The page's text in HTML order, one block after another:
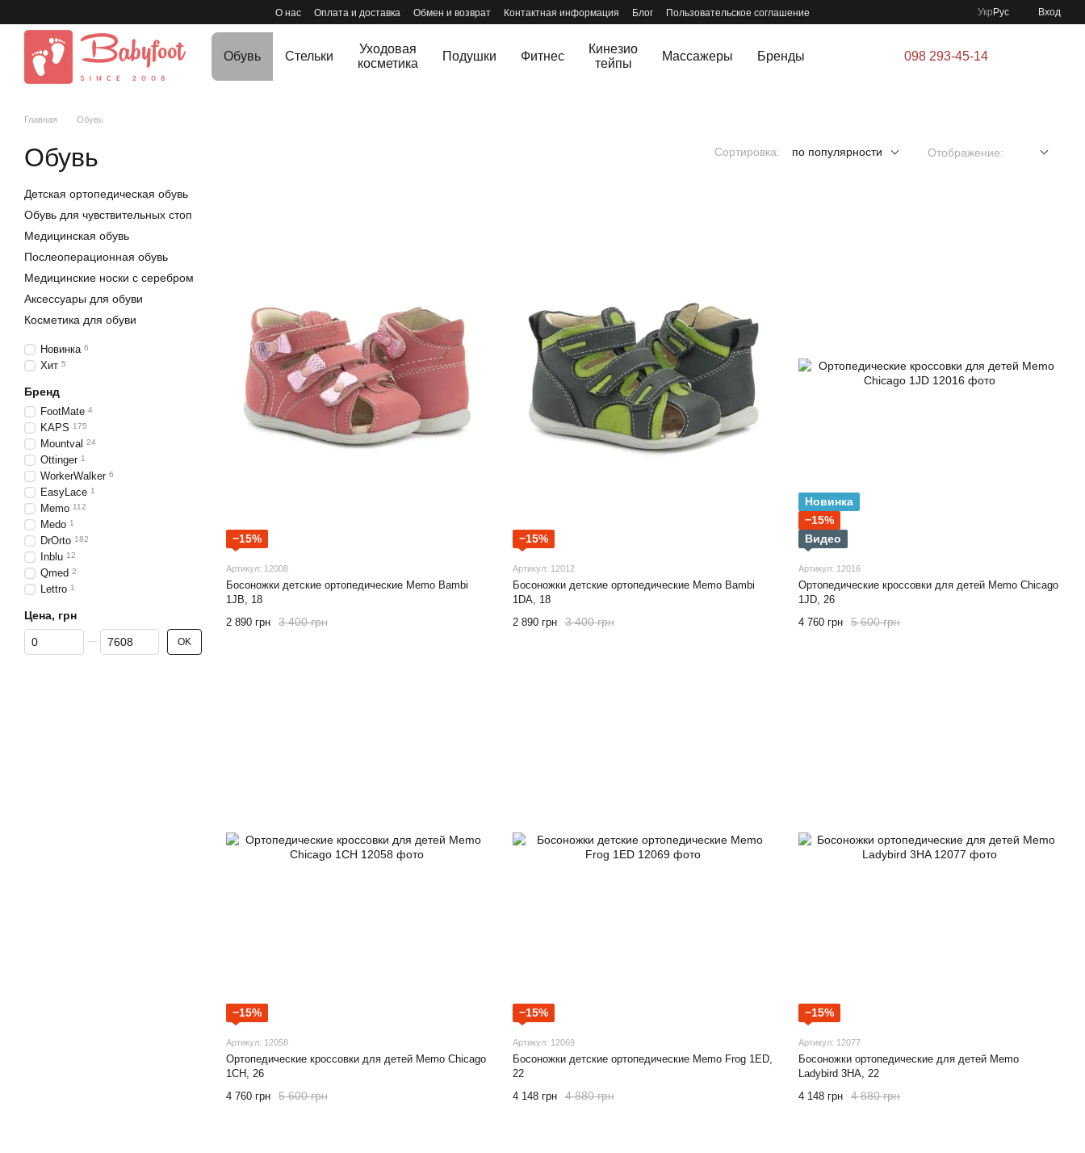
О нас Оплата и доставка Обмен и возврат Контактная информация Блог Пользовательское соглашение Укр Рус Вход
Обувь Стельки
Уходовая
косметика
Подушки Фитнес
Кинезио
тейпы
Массажеры Бренды 098 293-45-14
Главная Обувь
Обувь Сортировка: по популярности Отображение:
−15%
Артикул: 12008
Босоножки детские ортопедические Memo Bambi
1JB, 18
3 400 грн
2 890 грн
−15%
Артикул: 12012
Босоножки детские ортопедические Memo Bambi
1DA, 18
3 400 грн
2 890 грн
Новинка
−15%
Видео
Артикул: 12016
Ортопедические кроссовки для детей Memo Chicago
1JD, 26
5 600 грн
4 760 грн
−15%
Артикул: 12058
Ортопедические кроссовки для детей Memo Chicago
1CH, 26
5 600 грн
4 760 грн
−15%
Артикул: 12069
Босоножки детские ортопедические Memo Frog 1ED,
22
4 880 грн
4 148 грн
−15%
Артикул: 12077
Босоножки ортопедические для детей Memo
Ladybird 3HA, 22
4 880 грн
4 148 грн
Детская ортопедическая обувь
Обувь для чувствительных стоп
Медицинская обувь
Послеоперационная обувь
Медицинские носки с серебром
Аксессуары для обуви
Косметика для обуви
Новинка 6
Хит 5
Бренд
FootMate 4
KAPS 175
Mountval 24
Ottinger 1
WorkerWalker 6
EasyLace 1
Memo 112
Medo 1
DrOrto 182
Inblu 12
Qmed 2
Lettro 1
Цена, грн
От Цена, грн
До Цена, грн OK